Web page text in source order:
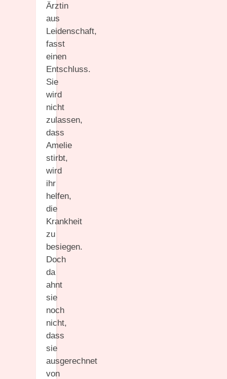
Ärztin
aus
Leidenschaft,
fasst
einen
Entschluss.
Sie
wird
nicht
zulassen,
dass
Amelie
stirbt,
wird
ihr
helfen,
die
Krankheit
zu
besiegen.
Doch
da
ahnt
sie
noch
nicht,
dass
sie
ausgerechnet
von